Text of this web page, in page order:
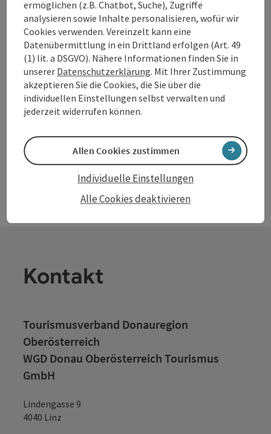
VAZ Andorf (+Volksfest- u.
Verschönerungsgelände)
Volksfest- und Verschönerungsgelände + VAZ
Andorf
Öffnungszeiten
MOMontag geöffnet
DIDienstag geöffnet
MIMittwoch geöffnet
DODonnerstag geöffnet
FRFreitag geöffnet
SASamstag geöffnet
SOSonntag geöffnet
FEFeiertag geöffnet
Kontakt
Tourismusverband Donauregion
Oberösterreich
WGD Donau Oberösterreich Tourismus
GmbH
Lindengasse 9
4040 Linz
ermöglichen (z.B. Chatbot, Suche), Zugriffe
analysieren sowie Inhalte personalisieren, wofür wir
Cookies verwenden. Vereinzelt kann eine
Datenübermittlung in ein Drittland erfolgen (Art. 49
(1) lit. a DSGVO). Nähere Informationen finden Sie in
unserer Datenschutzerklärung. Mit Ihrer Zustimmung
akzeptieren Sie die Cookies, die Sie über die
individuellen Einstellungen selbst verwalten und
jederzeit widerrufen können.
Alle Cookies deaktivieren
Individuelle Einstellungen
Allen Cookies zustimmen